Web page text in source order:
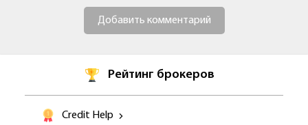
Добавить комментарий
Рейтинг брокеров
Credit Help